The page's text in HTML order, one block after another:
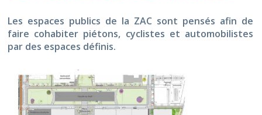
Les espaces publics de la ZAC sont pensés afin de
faire cohabiter piétons, cyclistes et automobilistes
par des espaces définis.